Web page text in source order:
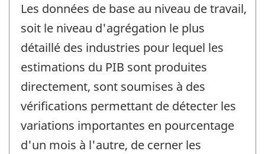
Les données de base au niveau de travail,
soit le niveau d'agrégation le plus
détaillé des industries pour lequel les
estimations du PIB sont produites
directement, sont soumises à des
vérifications permettant de détecter les
variations importantes en pourcentage
d'un mois à l'autre, de cerner les